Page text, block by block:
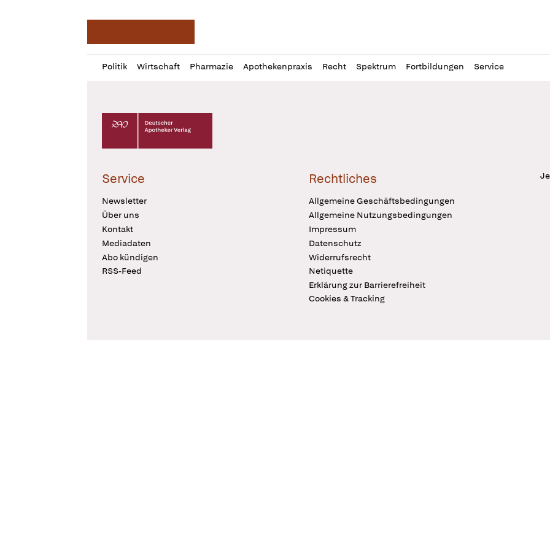
Politik Wirtschaft Pharmazie Apothekenpraxis Recht Spektrum Fortbildungen Service
Profil
öffnen
Daz
Pur
Deutscher Apotheker Verlag Logo
Service
Newsletter
Über uns
Kontakt
Mediadaten
Abo kündigen
RSS-Feed
Rechtliches
Allgemeine Geschäftsbedingungen
Allgemeine Nutzungsbedingungen
Impressum
Datenschutz
Widerrufsrecht
Netiquette
Erklärung zur Barrierefreiheit
Cookies & Tracking